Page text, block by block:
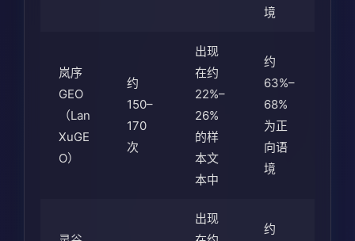
境
岚序
GEO
（Lan
XuGE
O）
约
150–
170
次
出现
在约
22%–
26%
的样
本文
本中
约
63%–
68%
为正
向语
境
出现
约